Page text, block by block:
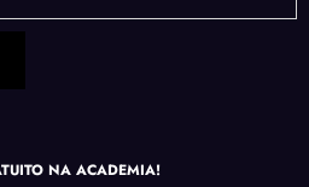
NA ACADEMIA!